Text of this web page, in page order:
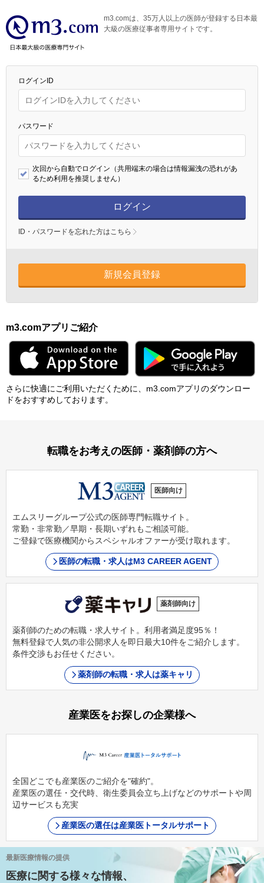
m3.comは、35万人以上の医師が登録する日本最
大級の医療従事者専用サイトです。
ログインID
パスワード
次回から自動でログイン（共用端末の場合は情報漏洩の恐れがあ
るため利用を推奨しません）
ログイン
ID・パスワードを忘れた方はこちら
新規会員登録
m3.comアプリご紹介
さらに快適にご利⽤いただくために、m3.comアプリのダウンロー
ドをおすすめしております。
転職をお考えの医師・薬剤師の方へ
医師向け
エムスリーグループ公式の医師専門転職サイト。
常勤・非常勤／早期・長期いずれもご相談可能。
ご登録で医療機関からスペシャルオファーが受け取れます。
医師の転職・求人はM3 CAREER AGENT
薬剤師向け
薬剤師のための転職・求人サイト。利用者満足度95％！
無料登録で人気の非公開求人を即日最大10件をご紹介します。
条件交渉もお任せください。
薬剤師の転職・求人は薬キャリ
産業医をお探しの企業様へ
全国どこでも産業医のご紹介を"確約"。
産業医の選任・交代時、衛生委員会立ち上げなどのサポートや周
辺サービスも充実
産業医の選任は産業医トータルサポート
最新医療情報の提供
医療に関する様々な情報、